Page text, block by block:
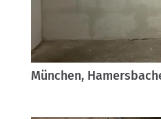
München,